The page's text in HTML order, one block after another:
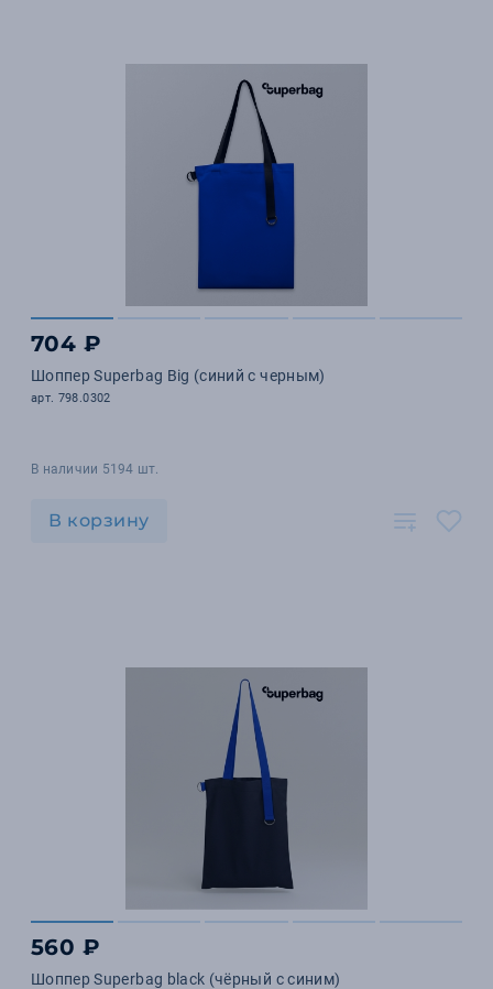
704 ₽
Шоппер Superbag Big (синий с черным)
арт. 798.0302
В наличии 5194 шт.
В корзину
560 ₽
Шоппер Superbag black (чёрный с синим)